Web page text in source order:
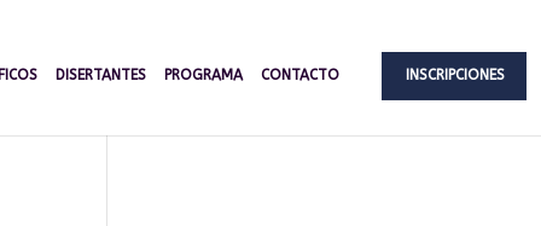
DISERTANTES PROGRAMA CONTACTO INSCRIPCIONES